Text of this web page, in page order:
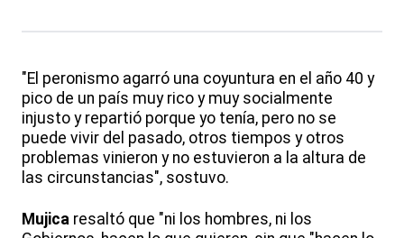
"El peronismo agarró una coyuntura en el año 40 y
pico de un país muy rico y muy socialmente
injusto y repartió porque yo tenía, pero no se
puede vivir del pasado, otros tiempos y otros
problemas vinieron y no estuvieron a la altura de
las circunstancias", sostuvo.
Mujica resaltó que "ni los hombres, ni los